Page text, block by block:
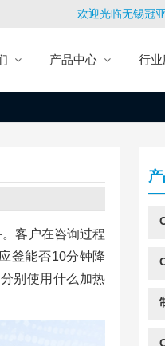
欢迎光临无锡冠
产品中心 行业
客户在咨询过程
釜能否10分钟降
别使用什么加热